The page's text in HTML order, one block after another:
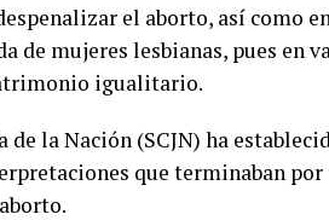
el aborto, así como
de mujeres lesbianas, pues en
igualitario.
la Nación (SCJN) ha
que terminaban por